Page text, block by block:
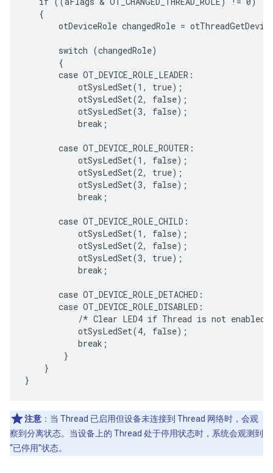
   {
otDeviceRole changedRole =
       switch (changedRole)
       {
       case OT_DEVICE_ROLE_LEADER:
           otSysLedSet(1, true);
           otSysLedSet(2, false);
           otSysLedSet(3, false);
           break;
       case OT_DEVICE_ROLE_ROUTER:
           otSysLedSet(1, false);
           otSysLedSet(2, true);
           otSysLedSet(3, false);
           break;
       case OT_DEVICE_ROLE_CHILD:
           otSysLedSet(1, false);
           otSysLedSet(2, false);
           otSysLedSet(3, true);
           break;
       case OT_DEVICE_ROLE_DETACHED:
       case OT_DEVICE_ROLE_DISABLED:
/* Clear LED4 if Thread is not enabled.
           otSysLedSet(4, false);
           break;
        }
    }
注意 ：当 Thread 已启用但设备未连接到 Thread 网络时，会观
察到分离状态。当设备上的 Thread 处于停用状态时，系统会观测到
“已停用”状态。